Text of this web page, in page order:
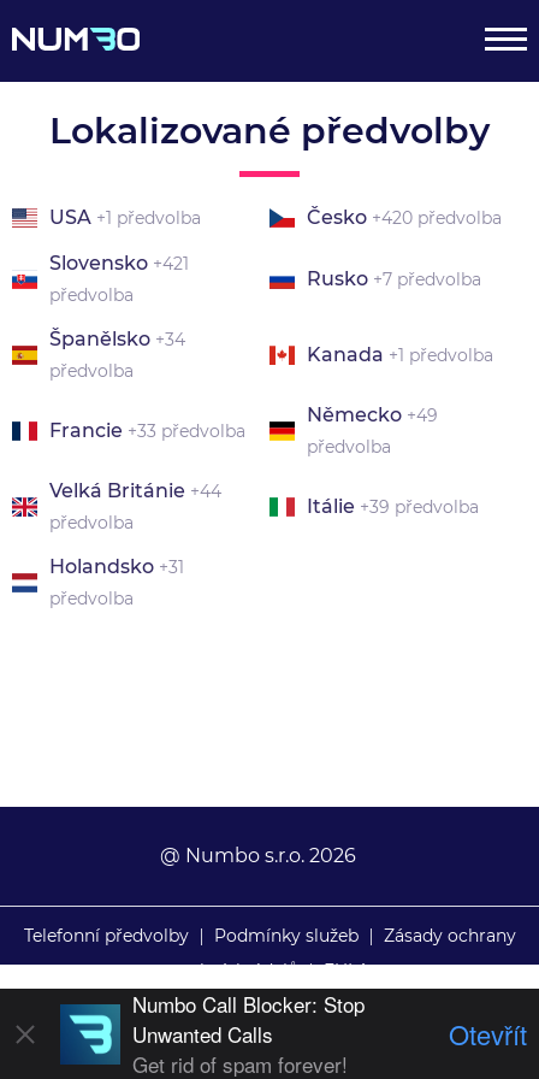
Numbo Call Blocker: Stop
Unwanted Calls
Get rid of spam forever!
Otevřít
Lokalizované předvolby
USA +1 předvolba Česko +420 předvolba
Slovensko +421
předvolba
Rusko +7 předvolba
Španělsko +34
předvolba
Kanada +1 předvolba
Francie +33 předvolba
Německo +49
předvolba
Velká Británie +44
předvolba
Itálie +39 předvolba
Holandsko +31
předvolba
@ Numbo s.r.o. 2026
Telefonní předvolby | Podmínky služeb | Zásady ochrany
osobních údajů | EULA